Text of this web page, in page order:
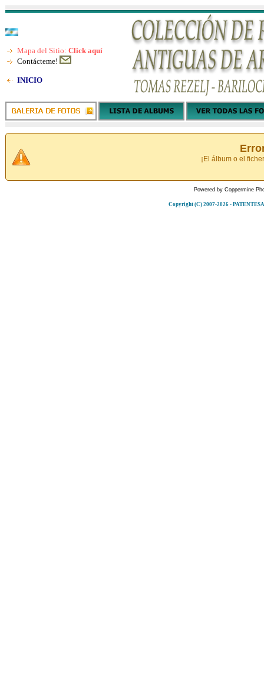
Mapa del Sitio: Click aquí
Contácteme!
INICIO
¡El álbum o el
Powered by Coppermine
Copyright (C) 2007-2026 -